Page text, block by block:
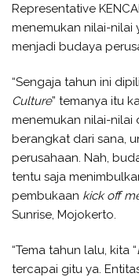
Representative
menemukan nilai-
menjadi budaya
“Sengaja tahun ini
Culture” temanya itu
menemukan nilai-nilai
berangkat dari sana,
perusahaan. Nah,
tentu saja
pembukaan kick off
Sunrise, Mojokerto.
“Tema tahun lalu, kita “
tercapai gitu ya.